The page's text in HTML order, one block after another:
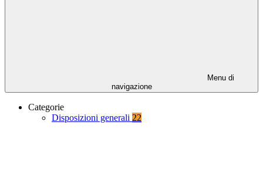
Menu di
navigazione
Categorie
Disposizioni generali 22